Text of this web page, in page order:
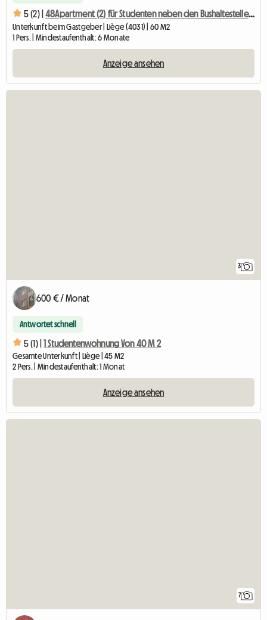
5 (2) | 48Apartment (2) für Studenten neben den Bushaltestellen 48-25
Unterkunft beim Gastgeber | Liège (4031) | 60 M2
1 Pers. | Mindestaufenthalt: 6 Monate
Anzeige ansehen
3
600 € / Monat
Antwortet schnell
5 (1) | 1 Studentenwohnung Von 40 M 2
Gesamte Unterkunft | Liège | 45 M2
2 Pers. | Mindestaufenthalt: 1 Monat
Anzeige ansehen
7